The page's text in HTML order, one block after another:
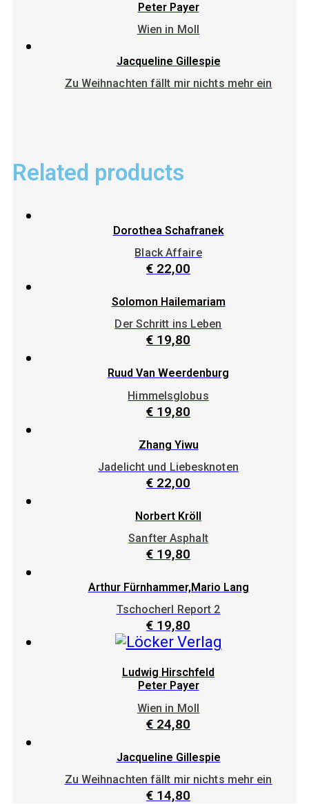
Peter Payer
Wien in Moll
Jacqueline Gillespie
Zu Weihnachten fällt mir nichts mehr ein
Related products
Dorothea Schafranek
Black Affaire
€ 22,00
Solomon Hailemariam
Der Schritt ins Leben
€ 19,80
Ruud Van Weerdenburg
Himmelsglobus
€ 19,80
Zhang Yiwu
Jadelicht und Liebesknoten
€ 22,00
Norbert Kröll
Sanfter Asphalt
€ 19,80
Arthur Fürnhammer,Mario Lang
Tschocherl Report 2
€ 19,80
Ludwig Hirschfeld
Peter Payer
Wien in Moll
€ 24,80
Jacqueline Gillespie
Zu Weihnachten fällt mir nichts mehr ein
€ 14,80